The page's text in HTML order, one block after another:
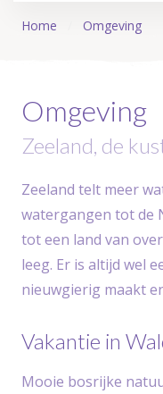
Home Omgeving
Omgeving
Zeeland, de
Zeeland telt meer
watergangen tot de
tot een land van
leeg. Er is altijd wel
nieuwgierig maakt
Vakantie in
Mooie bosrijke